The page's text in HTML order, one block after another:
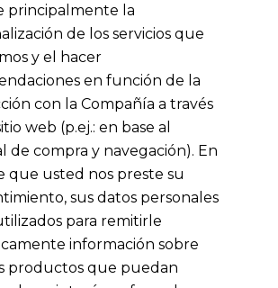
principalmente la
de los servicios que
y el hacer
en función de la
con la Compañía a través
web (p.ej.: en base al
de compra y navegación). En
que usted nos preste su
sus datos personales
para remitirle
información sobre
productos que puedan